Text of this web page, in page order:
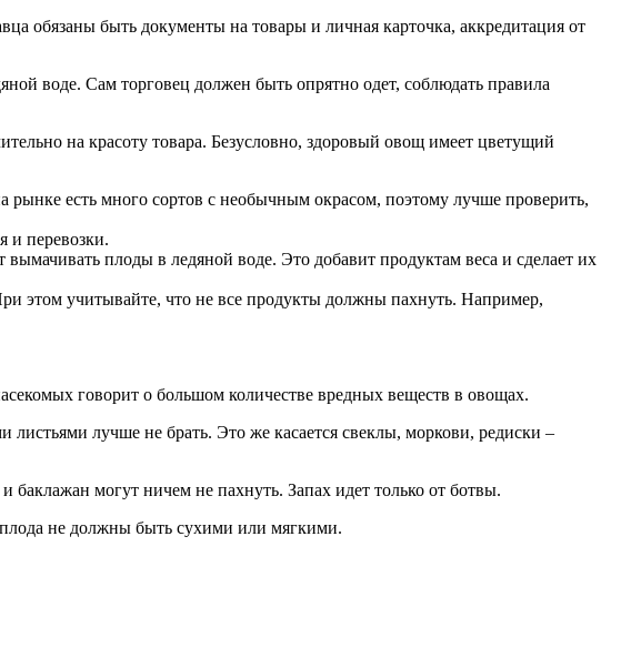
обязаны быть документы на товары и личная карточка, аккредитация от
воде. Сам торговец должен быть опрятно одет, соблюдать правила
на красоту товара. Безусловно, здоровый овощ имеет цветущий
есть много сортов с необычным окрасом, поэтому лучше проверить,
и перевозки.
плоды в ледяной воде. Это добавит продуктам веса и сделает их
этом учитывайте, что не все продукты должны пахнуть. Например,
говорит о большом количестве вредных веществ в овощах.
лучше не брать. Это же касается свеклы, моркови, редиски –
могут ничем не пахнуть. Запах идет только от ботвы.
не должны быть сухими или мягкими.